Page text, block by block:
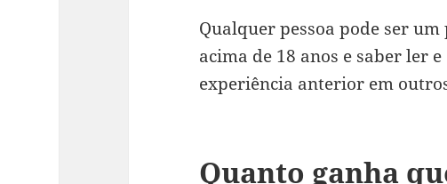
Qualquer pessoa pode ser
acima de 18 anos e saber ler
experiência anterior em
Quanto ganha